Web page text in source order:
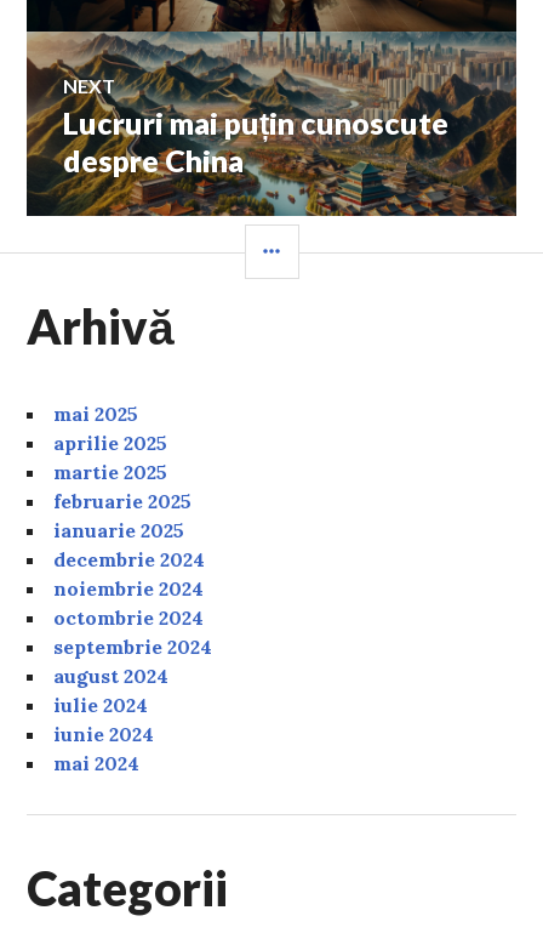
NEXT
Next
post:
Lucruri mai puțin cunoscute
despre China
Arhivă
mai 2025
aprilie 2025
martie 2025
februarie 2025
ianuarie 2025
decembrie 2024
noiembrie 2024
octombrie 2024
septembrie 2024
august 2024
iulie 2024
iunie 2024
mai 2024
Categorii